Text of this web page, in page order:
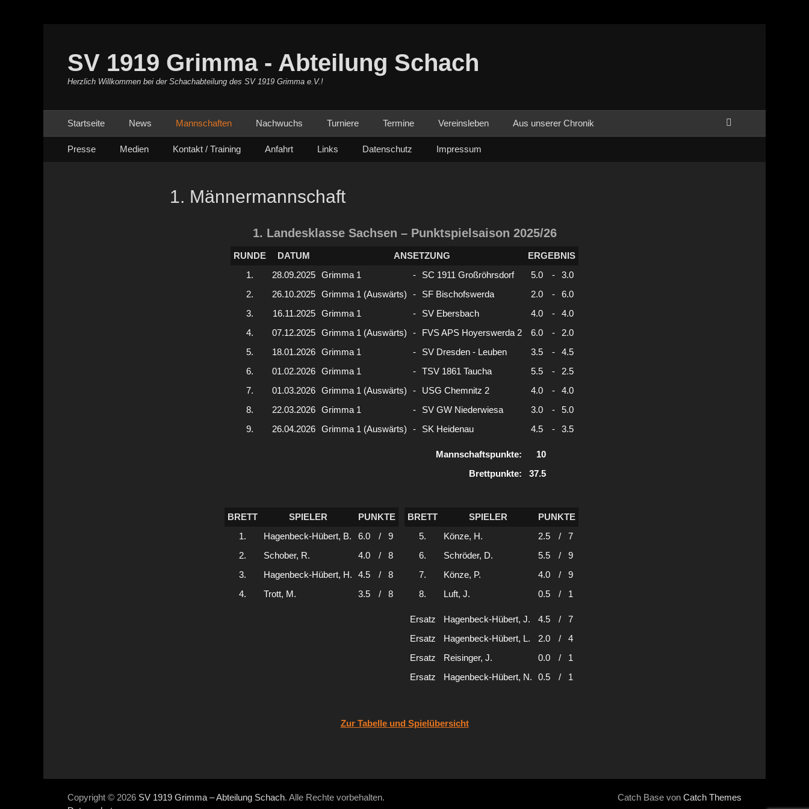
SV 1919 Grimma - Abteilung Schach
Herzlich Willkommen bei der Schachabteilung des SV 1919 Grimma e.V.!
Primäres Menü
Inhalt
Startseite News Mannschaften Nachwuchs Turniere Termine Vereinsleben Aus unserer Chronik
Sekundäres Menü
Inhalt
Presse Medien Kontakt / Training Anfahrt Links Datenschutz Impressum
1. Männermannschaft
1. Landesklasse Sachsen – Punktspielsaison 2025/26
RUNDE DATUM ANSETZUNG
ERGEBNIS
1.
28.09.2025 Grimma 1 - SC 1911 Großröhrsdorf 5.0 -
3.0
2.
26.10.2025 Grimma 1 (Auswärts) - SF Bischofswerda 2.0 -
6.0
3.
16.11.2025 Grimma 1 - SV Ebersbach 4.0 -
4.0
4.
07.12.2025 Grimma 1 (Auswärts) - FVS APS Hoyerswerda 2 6.0 -
2.0
5.
18.01.2026 Grimma 1 - SV Dresden - Leuben 3.5 -
4.5
6.
01.02.2026 Grimma 1 - TSV 1861 Taucha 5.5 -
2.5
7.
01.03.2026 Grimma 1 (Auswärts) - USG Chemnitz 2 4.0 -
4.0
8.
22.03.2026 Grimma 1 - SV GW Niederwiesa 3.0 -
5.0
9.
26.04.2026 Grimma 1 (Auswärts) - SK Heidenau 4.5 - 3.5
Mannschaftspunkte:
10
Brettpunkte:
37.5
BRETT SPIELER PUNKTE BRETT SPIELER
PUNKTE
1.
Hagenbeck-Hübert, B. 6.0 / 9 5. Könze, H. 2.5 /
7
2.
Schober, R. 4.0 / 8 6. Schröder, D. 5.5 /
9
3.
Hagenbeck-Hübert, H. 4.5 / 8 7. Könze, P. 4.0 /
9
4.
Trott, M. 3.5 / 8 8. Luft, J. 0.5 / 1
Ersatz Hagenbeck-Hübert, J. 4.5 /
7
Ersatz
Hagenbeck-Hübert, L. 2.0 /
4
Ersatz
Reisinger, J. 0.0 /
1
Ersatz
Hagenbeck-Hübert, N. 0.5 / 1
Zur Tabelle und Spielübersicht
Copyright © 2026 SV 1919 Grimma – Abteilung Schach. Alle Rechte vorbehalten.
Catch Base von Catch Themes